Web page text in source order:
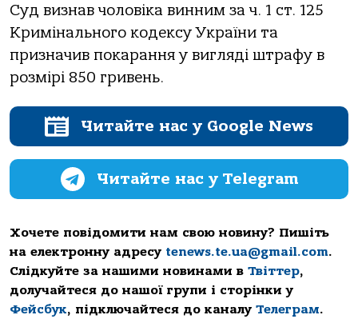
Суд визнав чоловіка винним за ч. 1 ст. 125
Кримінального кодексу України та
призначив покарання у вигляді штрафу в
розмірі 850 гривень.
Читайте нас у Google News
Читайте нас у Telegram
Хочете повідомити нам свою новину? Пишіть
на електронну адресу tenews.te.ua@gmail.com.
Слідкуйте за нашими новинами в Твіттер,
долучайтеся до нашої групи і сторінки у
Фейсбук, підключайтеся до каналу Телеграм.